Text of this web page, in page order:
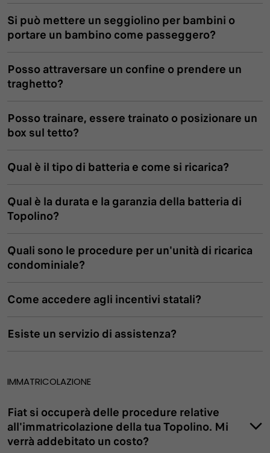
Si può mettere un seggiolino per bambini o
portare un bambino come passeggero?
Posso attraversare un confine o prendere un
traghetto?
Posso trainare, essere trainato o posizionare un
box sul tetto?
Qual è il tipo di batteria e come si ricarica?
Qual è la durata e la garanzia della batteria di
Topolino?
Quali sono le procedure per un'unità di ricarica
condominiale?
Come accedere agli incentivi statali?
Esiste un servizio di assistenza?
IMMATRICOLAZIONE
Fiat si occuperà delle procedure relative
all'immatricolazione della tua Topolino. Mi
verrà addebitato un costo?